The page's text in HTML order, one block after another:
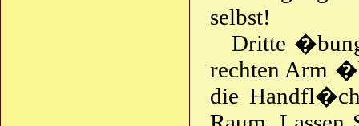
selbst!
Dritte
rechten Arm
die